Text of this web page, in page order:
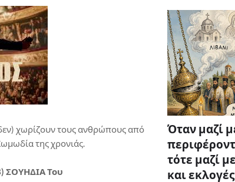
χωρίζουν τους ανθρώπους από
της χρονιάς.
ΣΟΥΗΔΙΑ Του
Όταν μαζί
τότε μαζί
και εκλογές